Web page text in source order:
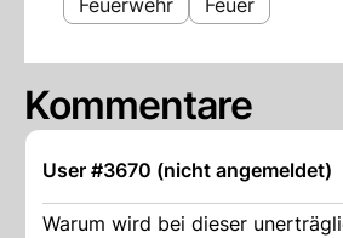
Feuerwehr Feuer
Kommentare
User #3670 (nicht angemeldet)
Warum wird bei dieser